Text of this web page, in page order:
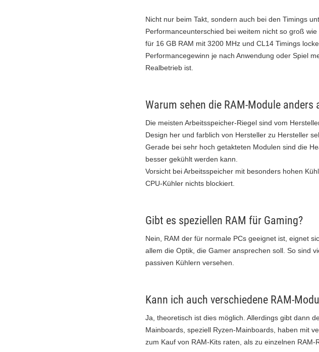
Nicht nur beim Takt, sondern auch bei den Timings
Performanceunterschied bei weitem nicht so groß
für 16 GB RAM mit 3200 MHz und CL14 Timings
Performancegewinn je nach Anwendung oder Spiel
Realbetrieb ist.
Warum sehen die RAM-Module anders
Die meisten Arbeitsspeicher-Riegel sind vom
Design her und farblich von Hersteller zu Hersteller
Gerade bei sehr hoch getakteten Modulen sind die
besser gekühlt werden kann.
Vorsicht bei Arbeitsspeicher mit besonders hohen
CPU-Kühler nichts blockiert.
Gibt es speziellen RAM für Gaming?
Nein, RAM der für normale PCs geeignet ist, eignet
allem die Optik, die Gamer ansprechen soll. So sind
passiven Kühlern versehen.
Kann ich auch verschiedene RAM-
Ja, theoretisch ist dies möglich. Allerdings gibt dann
Mainboards, speziell Ryzen-Mainboards, haben mit
zum Kauf von RAM-Kits raten, als zu einzelnen RAM-